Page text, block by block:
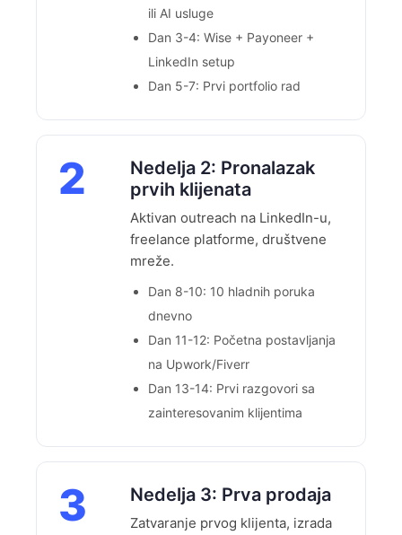
ili AI usluge
Dan 3-4: Wise + Payoneer +
LinkedIn setup
Dan 5-7: Prvi portfolio rad
2
Nedelja 2: Pronalazak
prvih klijenata
Aktivan outreach na LinkedIn-u,
freelance platforme, društvene
mreže.
Dan 8-10: 10 hladnih poruka
dnevno
Dan 11-12: Početna postavljanja
na Upwork/Fiverr
Dan 13-14: Prvi razgovori sa
zainteresovanim klijentima
3 Nedelja 3: Prva prodaja
Zatvaranje prvog klijenta, izrada